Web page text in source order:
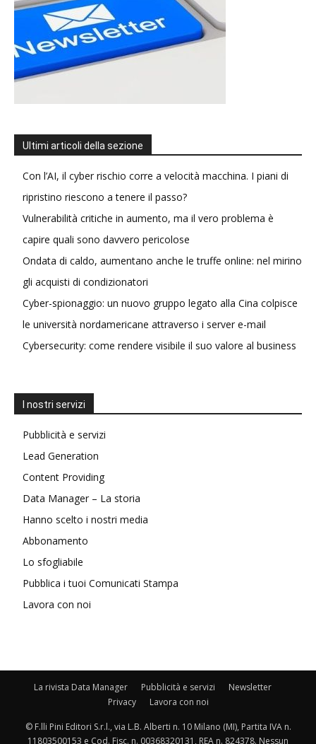
Ultimi articoli della sezione
Con l’AI, il cyber rischio corre a velocità macchina. I piani di
ripristino riescono a tenere il passo?
Vulnerabilità critiche in aumento, ma il vero problema è
capire quali sono davvero pericolose
Ondata di caldo, aumentano anche le truffe online: nel mirino
gli acquisti di condizionatori
Cyber-spionaggio: un nuovo gruppo legato alla Cina colpisce
le università nordamericane attraverso i server e-mail
Cybersecurity: come rendere visibile il suo valore al business
I nostri servizi
Pubblicità e servizi
Lead Generation
Content Providing
Data Manager – La storia
Hanno scelto i nostri media
Abbonamento
Lo sfogliabile
Pubblica i tuoi Comunicati Stampa
Lavora con noi
La rivista Data Manager Pubblicità e servizi
Newsletter
Privacy
Lavora con noi
© F.lli Pini Editori S.r.l., via L.B. Alberti n. 10 Milano (MI), Partita IVA n.
11803500153 e Cod. Fisc. n. 00368320131, REA n. 824378. Nessun